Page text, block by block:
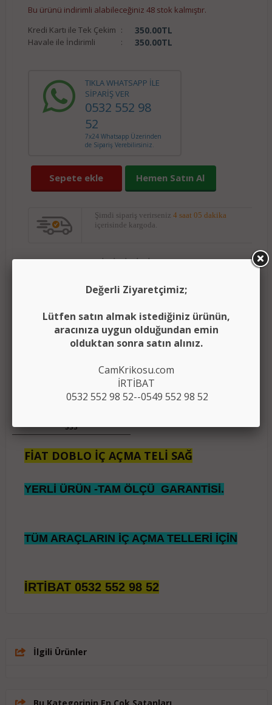
Bu ürünü indirimli alabileceğiniz 48 stok kalmıştır.
Kredi Kartı ile Tek Çekim : 350.00TL
Havale ile İndirimli : 350.00TL
TIKLA WHATSAPP İLE
SİPARİŞ VER
0532 552 98
52
7x24 Whatsapp Üzerinden
de Sipariş Verebilirsiniz.
Sepete ekle Hemen Satın Al
Şimdi sipariş verirseniz 4 saat 05 dakika
içerisinde kargoda.
Yorumları oku(0)
Ürünü karşılaştırma listeme ekle(Karşılaştır
Fiyatı düşünce bildir
Aklımdakiler listesine ekle
Açıklama
Ödeme Bilgileri
SSS
FİAT DOBLO İÇ AÇMA TELİ SAĞ
YERLİ ÜRÜN -TAM ÖLÇÜ GARANTİSİ.
TÜM ARAÇLARIN İÇ AÇMA TELLERİ İÇİN
İRTİBAT 0532 552 98 52
İlgili Ürünler
Değerli Ziyaretçimiz;
Lütfen satın almak istediğiniz ürünün,
aracınıza uygun olduğundan emin
olduktan sonra satın alınız.
CamKrikosu.com
İRTİBAT
0532 552 98 52--0549 552 98 52